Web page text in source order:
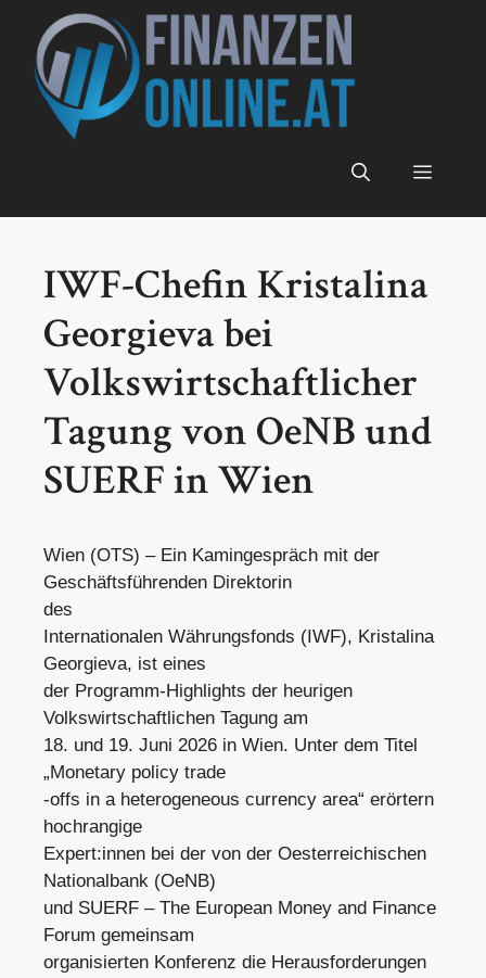
Inhalt
springen
Menü
IWF-Chefin Kristalina
Georgieva bei
Volkswirtschaftlicher
Tagung von OeNB und
SUERF in Wien
Wien (OTS) – Ein Kamingespräch mit der
Geschäftsführenden Direktorin
des
Internationalen Währungsfonds (IWF), Kristalina
Georgieva, ist eines
der Programm-Highlights der heurigen
Volkswirtschaftlichen Tagung am
18. und 19. Juni 2026 in Wien. Unter dem Titel
„Monetary policy trade
-offs in a heterogeneous currency area“ erörtern
hochrangige
Expert:innen bei der von der Oesterreichischen
Nationalbank (OeNB)
und SUERF – The European Money and Finance
Forum gemeinsam
organisierten Konferenz die Herausforderungen